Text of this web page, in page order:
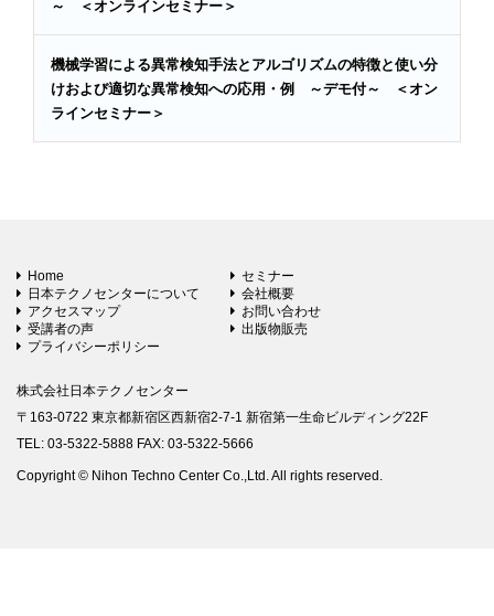
～ ＜オンラインセミナー＞
機械学習による異常検知手法とアルゴリズムの特徴と使い分
けおよび適切な異常検知への応用・例 ～デモ付～ ＜オン
ラインセミナー＞
Home
セミナー
日本テクノセンターについて
会社概要
アクセスマップ
お問い合わせ
受講者の声
出版物販売
プライバシーポリシー
株式会社日本テクノセンター
〒163-0722 東京都新宿区西新宿2-7-1 新宿第一生命ビルディング22F
TEL: 03-5322-5888 FAX: 03-5322-5666
Copyright © Nihon Techno Center Co.,Ltd. All rights reserved.